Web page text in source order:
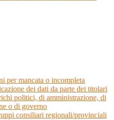
per mancata o incompleta
dei dati da parte dei titolari
politici, di amministrazione, di
o di governo
consiliari regionali/provinciali